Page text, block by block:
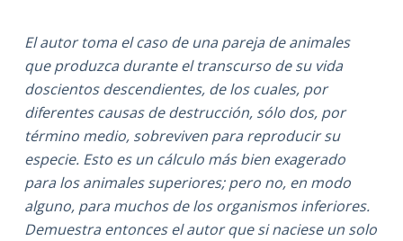
El autor toma el caso de una pareja de animales
que produzca durante el transcurso de su vida
doscientos descendientes, de los cuales, por
diferentes causas de destrucción, sólo dos, por
término medio, sobreviven para reproducir su
especie. Esto es un cálculo más bien exagerado
para los animales superiores; pero no, en modo
alguno, para muchos de los organismos inferiores.
Demuestra entonces el autor que si naciese un solo